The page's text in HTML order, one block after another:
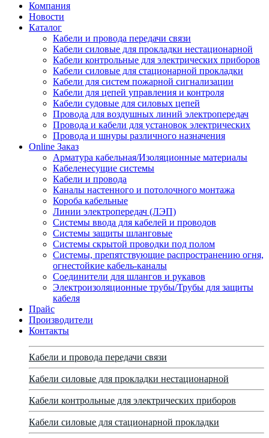
Компания
Новости
Каталог
Кабели и провода передачи связи
Кабели силовые для прокладки нестационарной
Кабели контрольные для электрических приборов
Кабели силовые для стационарной прокладки
Кабели для систем пожарной сигнализации
Кабели для цепей управления и контроля
Кабели судовые для силовых цепей
Провода для воздушных линий электропередач
Провода и кабели для установок электрических
Провода и шнуры различного назначения
Online Заказ
Арматура кабельная/Изоляционные материалы
Кабеленесущие системы
Кабели и провода
Каналы настенного и потолочного монтажа
Короба кабельные
Линии электропередач (ЛЭП)
Системы ввода для кабелей и проводов
Системы защиты шланговые
Системы скрытой проводки под полом
Системы, препятствующие распространению огня,
огнестойкие кабель-каналы
Соединители для шлангов и рукавов
Электроизоляционные трубы/Трубы для защиты
кабеля
Прайс
Производители
Контакты
Кабели и провода передачи связи
Кабели силовые для прокладки нестационарной
Кабели контрольные для электрических приборов
Кабели силовые для стационарной прокладки